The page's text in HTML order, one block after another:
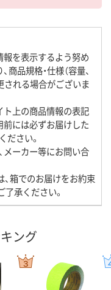
報を表示するよう努め
品規格・仕様（容量、
される場合がございま
ト上の商品情報の表記
前には必ずお届けした
ださい。
メーカー等にお問い合
、箱でのお届けをお約束
承ください。
ング